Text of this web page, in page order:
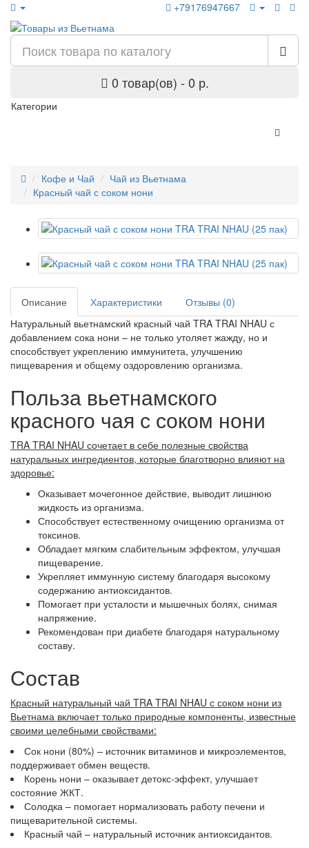
+79176947667
0 товар(ов) - 0 р.
Категории
Кофе и Чай
Чай из Вьетнама
Красный чай с соком нони
Описание Характеристики
Отзывы (0)
Натуральный вьетнамский красный чай TRA TRAI NHAU с
добавлением сока нони – не только утоляет жажду, но и
способствует укреплению иммунитета, улучшению
пищеварения и общему оздоровлению организма.
Польза вьетнамского
красного чая с соком нони
TRA TRAI NHAU сочетает в себе полезные свойства
натуральных ингредиентов, которые благотворно влияют на
здоровье:
Оказывает мочегонное действие, выводит лишнюю
жидкость из организма.
Способствует естественному очищению организма от
токсинов.
Обладает мягким слабительным эффектом, улучшая
пищеварение.
Укрепляет иммунную систему благодаря высокому
содержанию антиоксидантов.
Помогает при усталости и мышечных болях, снимая
напряжение.
Рекомендован при диабете благодаря натуральному
составу.
Состав
Красный натуральный чай TRA TRAI NHAU с соком нони из
Вьетнама включает только природные компоненты, известные
своими целебными свойствами:
Сок нони (80%) – источник витаминов и микроэлементов,
поддерживает обмен веществ.
Корень нони – оказывает детокс-эффект, улучшает
состояние ЖКТ.
Солодка – помогает нормализовать работу печени и
пищеварительной системы.
Красный чай – натуральный источник антиоксидантов.